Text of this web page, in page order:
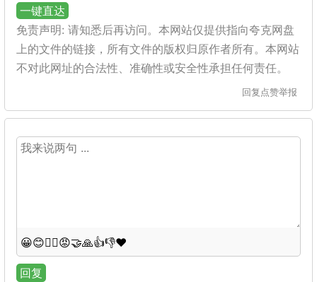
一键直达
免责声明: 请知悉后再访问。本网站仅提供指向夸克网盘
上的文件的链接，所有文件的版权归原作者所有。本网站
不对此网址的合法性、准确性或安全性承担任何责任。
回复 点赞举报
😀😊😵‍💫😡🤝🙏👍👎❤️
回复